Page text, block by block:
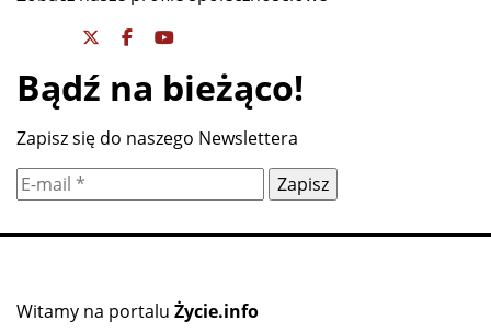
Kobiety z Kresów - LIDIA KORSAKÓWNA
Święty Ojciec Pio na wielkim ekranie.
Wyjątkowy pokaz już 9
Poleć nas